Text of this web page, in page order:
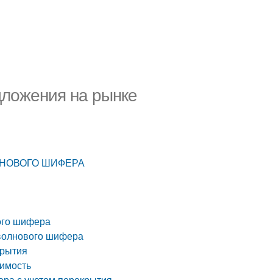
на рынке
ШИФЕРА
шифера
шифера